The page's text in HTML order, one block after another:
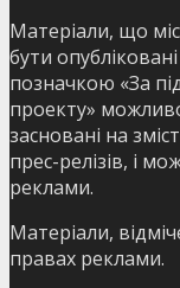
Матеріали, що
бути
позначкою «За
проекту»
засновані на
прес-релізів, і
реклами.
Матеріали,
правах реклами.